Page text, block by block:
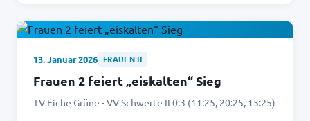
13. Januar 2026 FRAUEN II
Frauen 2 feiert „eiskalten“ Sieg
TV Eiche Grüne - VV Schwerte II 0:3 (11:25, 20:25, 15:25)